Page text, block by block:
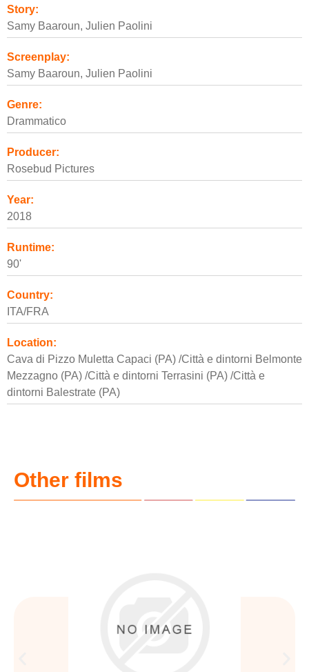
Story:
Samy Baaroun, Julien Paolini
Screenplay:
Samy Baaroun, Julien Paolini
Genre:
Drammatico
Producer:
Rosebud Pictures
Year:
2018
Runtime:
90'
Country:
ITA/FRA
Location:
Cava di Pizzo Muletta Capaci (PA) /Città e dintorni Belmonte
Mezzagno (PA) /Città e dintorni Terrasini (PA) /Città e
dintorni Balestrate (PA)
Other films